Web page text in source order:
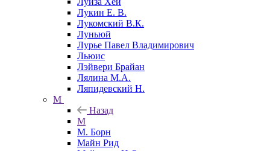
Лукин Е. В.
Лукомский В.К.
Луньюй
Лурье Павел Владимирович
Льюис
Лэйвери Брайан
Лялина М.А.
Ляпидевский Н.
М
Назад
М
М. Борн
Майн Рид